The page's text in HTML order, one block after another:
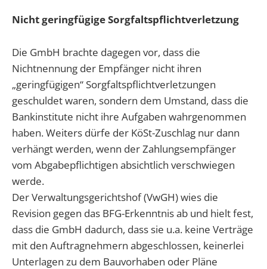
Nicht geringfügige Sorgfaltspflichtverletzung
Die GmbH brachte dagegen vor, dass die
Nichtnennung der Empfänger nicht ihren
„geringfügigen“ Sorgfaltspflichtverletzungen
geschuldet waren, sondern dem Umstand, dass die
Bankinstitute nicht ihre Aufgaben wahrgenommen
haben. Weiters dürfe der KöSt-Zuschlag nur dann
verhängt werden, wenn der Zahlungsempfänger
vom Abgabepflichtigen absichtlich verschwiegen
werde.
Der Verwaltungsgerichtshof (VwGH) wies die
Revision gegen das BFG-Erkenntnis ab und hielt fest,
dass die GmbH dadurch, dass sie u.a. keine Verträge
mit den Auftragnehmern abgeschlossen, keinerlei
Unterlagen zu dem Bauvorhaben oder Pläne